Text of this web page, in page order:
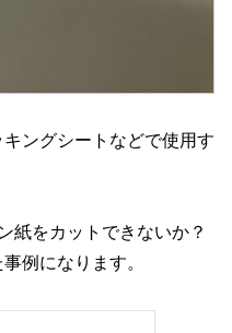
ングシートなどで使用す
紙をカットできないか？
例になります。